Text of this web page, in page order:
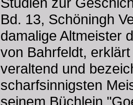
Bd. 13, Schöningh
damalige Altmeister
von Bahrfeldt,
veraltend und
scharfsinnigsten
seinem Büchlein